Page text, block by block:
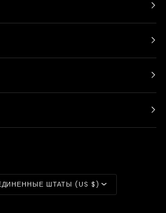
ШТАТЫ (US $)